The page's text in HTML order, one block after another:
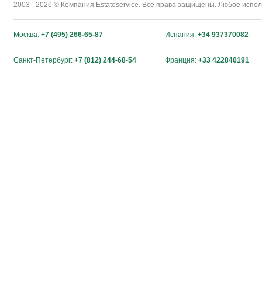
2003 - 2026 © Компания Estateservice. Все права защищены. Любое
Москва: +7 (495) 266-65-87 Испания: +34 937370082
Санкт-Петербург: +7 (812) 244-68-54 Франция: +33 422840191